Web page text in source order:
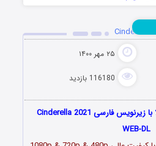
۲۵ مهر ۱۴۰۰
116180 بازدید
دانلود رایگان فیلم سیندرلا با زیرنویس فارسی Cinderella 2021
WEB-DL